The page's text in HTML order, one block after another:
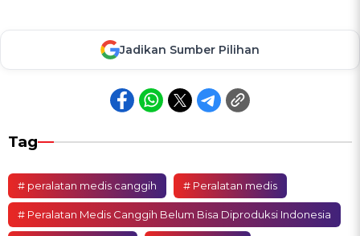
Jadikan Sumber Pilihan
Tag
# peralatan medis canggih # Peralatan medis
# Peralatan Medis Canggih Belum Bisa Diproduksi Indonesia